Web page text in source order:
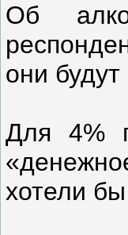
Об
они
Для 4%
хотели